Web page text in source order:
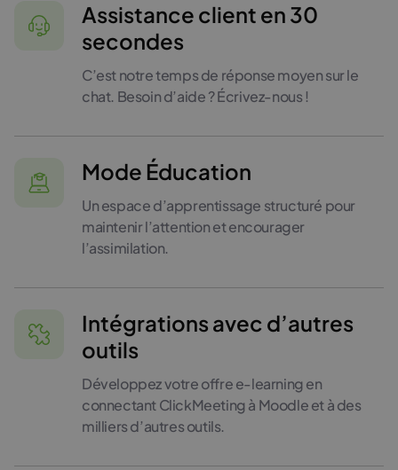
Assistance client en 30
secondes
C’est notre temps de réponse moyen sur le
chat. Besoin d’aide ? Écrivez-nous !
Mode Éducation
Un espace d’apprentissage structuré pour
maintenir l’attention et encourager
l’assimilation.
Intégrations avec d’autres
outils
Développez votre offre e-learning en
connectant ClickMeeting à Moodle et à des
milliers d’autres outils.